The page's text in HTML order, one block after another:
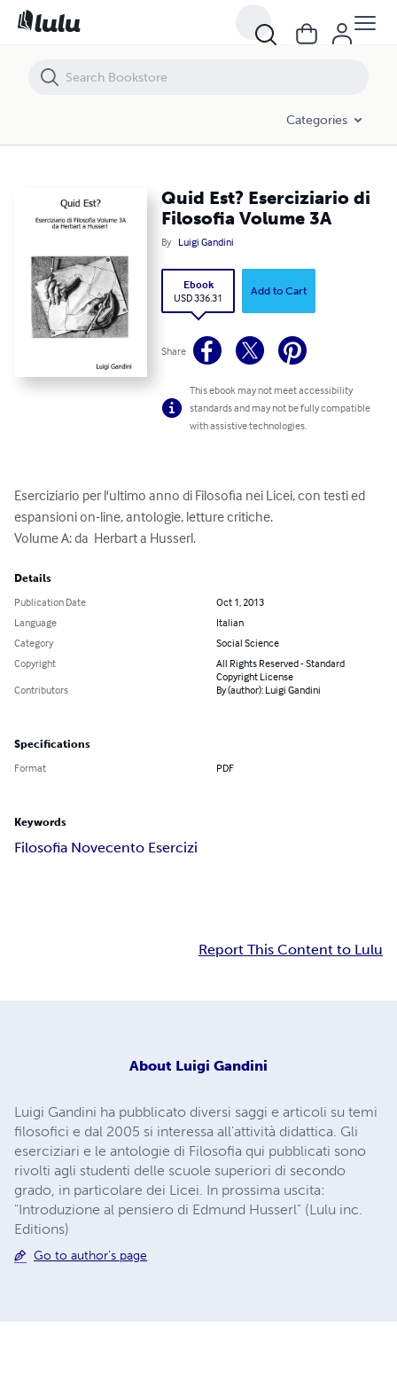
Categories
Quid Est? Eserciziario di
Filosofia Volume 3A
By Luigi Gandini
Ebook
USD 336.31
Add to Cart
Share
This ebook may not meet accessibility
standards and may not be fully compatible
with assistive technologies.
Eserciziario per l'ultimo anno di Filosofia nei Licei, con testi ed
espansioni on-line, antologie, letture critiche.
Volume A: da  Herbart a Husserl.
Details
Publication Date
Oct 1, 2013
Language
Italian
Category
Social Science
Copyright
All Rights Reserved - Standard
Copyright License
Contributors
By (author): Luigi Gandini
Specifications
Format PDF
Keywords
Filosofia Novecento Esercizi
Report This Content to Lulu
About Luigi Gandini
Luigi Gandini ha pubblicato diversi saggi e articoli su temi
filosofici e dal 2005 si interessa all'attività didattica. Gli
eserciziari e le antologie di Filosofia qui pubblicati sono
rivolti agli studenti delle scuole superiori di secondo
grado, in particolare dei Licei. In prossima uscita:
"Introduzione al pensiero di Edmund Husserl" (Lulu inc.
Editions)
Go to author's page
Quid Est? Eserciziario di Filosofia Volume 3A